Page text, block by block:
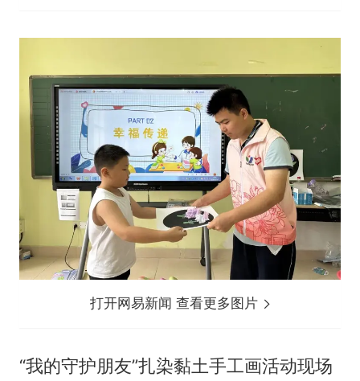
打开网易新闻 查看更多图片
“我的守护朋友”扎染黏土手工画活动现场